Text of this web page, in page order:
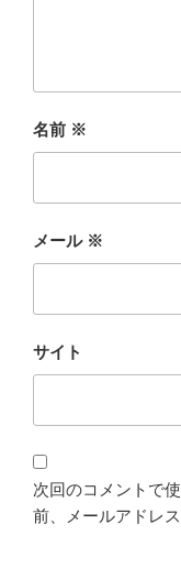
名前 ※
メール ※
サイト
次回のコメントで
前、メールアドレ